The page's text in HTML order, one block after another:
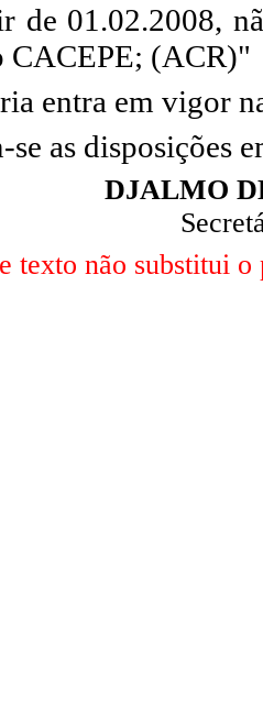
de 01.02.2008,
CACEPE; (ACR)"
entra em vigor
as disposições
DJALMO
texto não substitui